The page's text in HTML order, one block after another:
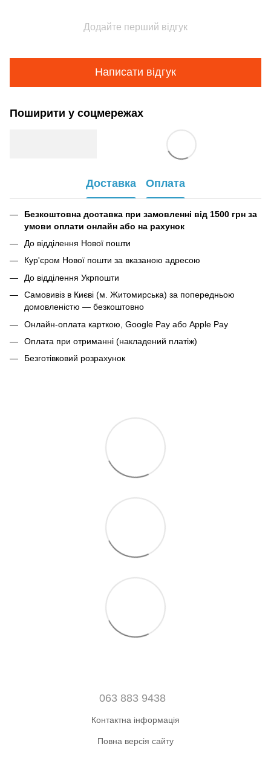
Додайте перший відгук
Написати відгук
Поширити у соцмережах
Доставка Оплата
Безкоштовна доставка при замовленні від 1500 грн за
умови оплати онлайн або на рахунок
До відділення Нової пошти
Кур'єром Нової пошти за вказаною адресою
До відділення Укрпошти
Самовивіз в Києві (м. Житомирська) за попередньою
домовленістю — безкоштовно
Онлайн-оплата карткою, Google Pay або Apple Pay
Оплата при отриманні (накладений платіж)
Безготівковий розрахунок
063 883 9438
Контактна інформація
Повна версія сайту